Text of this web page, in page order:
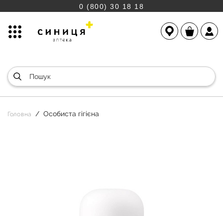
0 (800) 30 18 18
Головна Особиста гігієна